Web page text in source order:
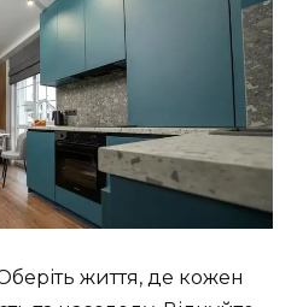
життя, де кожен